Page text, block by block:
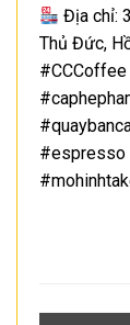
Địa chỉ:
Thủ Đức,
#espresso